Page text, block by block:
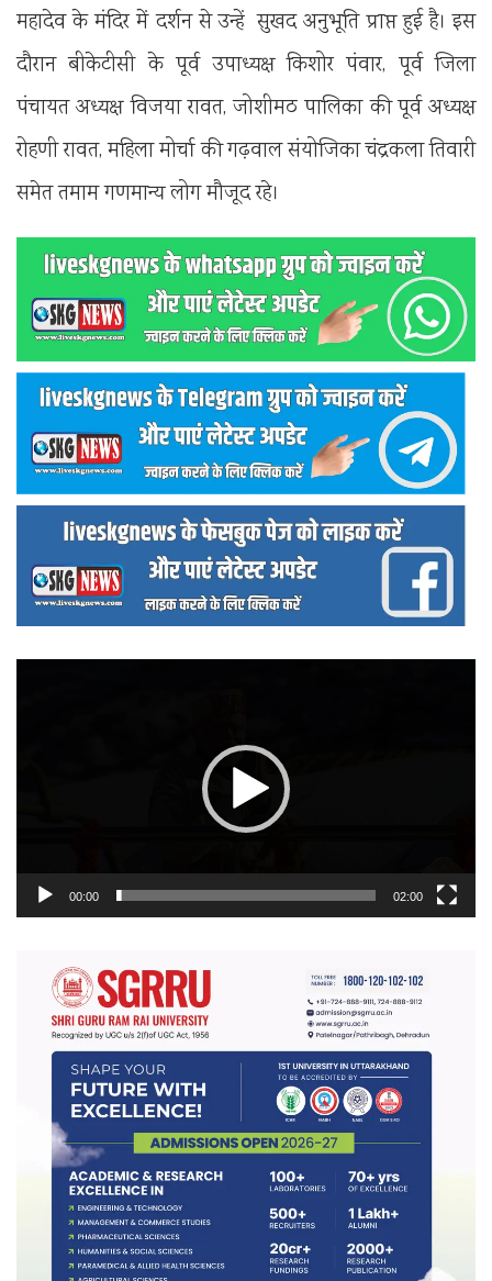
महादेव के मंदिर में दर्शन से उन्हें सुखद अनुभूति प्राप्त हुई है। इस
दौरान बीकेटीसी के पूर्व उपाध्यक्ष किशोर पंवार, पूर्व जिला
पंचायत अध्यक्ष विजया रावत, जोशीमठ पालिका की पूर्व अध्यक्ष
रोहणी रावत, महिला मोर्चा की गढ़वाल संयोजिका चंद्रकला तिवारी
समेत तमाम गणमान्य लोग मौजूद रहे।
00:00 02:00